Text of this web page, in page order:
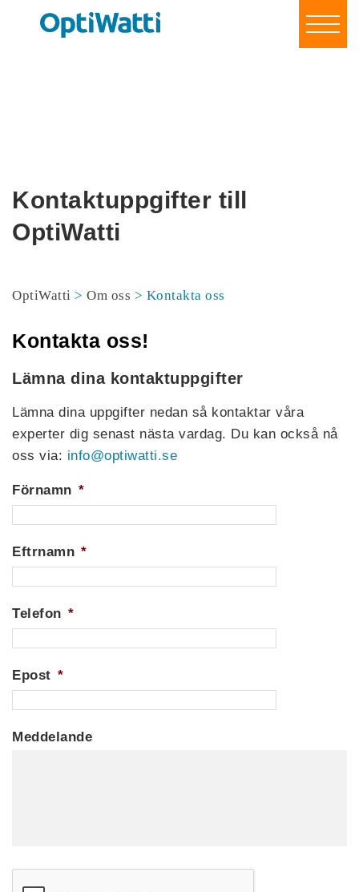
Spara energi & pengar
För företag & organisationer
Bli vår partner!
Logga in
Kontaktuppgifter till
OptiWatti
OptiWatti > Om oss > Kontakta oss
Kontakta oss!
Lämna dina kontaktuppgifter
Lämna dina uppgifter nedan så kontaktar våra
experter dig senast nästa vardag. Du kan också nå
oss via: info@optiwatti.se
Förnamn *
Eftrnamn *
Telefon *
Epost *
Meddelande